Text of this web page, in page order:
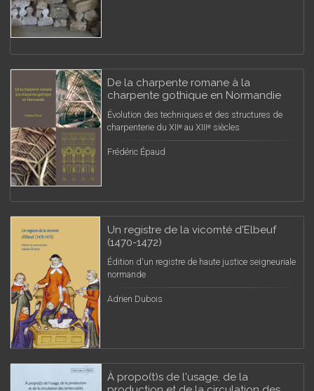
De la charpente romane à la
charpente gothique en Normandie
Évolution des techniques et des structures de
charpenterie du XIIᵉ au XIIIᵉ siècles
Frédéric Épaud
Un registre de la vicomté d'Elbeuf
(1470-1472)
Édition d'un registre de haute justice seigneuriale
normande
Adrien Dubois
À propo(t)s de l'usage, de la